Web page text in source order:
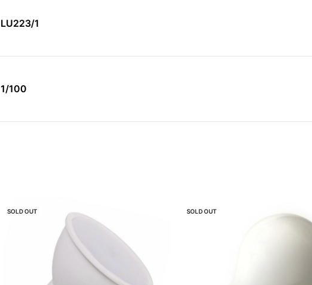
LU223/1
1/100
SOLD OUT SOLD OUT